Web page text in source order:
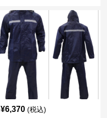
¥6,370 (税込)